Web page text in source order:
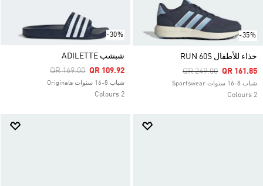
-35%
حذاء للأطفال RUN 60S
Price Reduced From
QR 249.00ToQR 161.85
شباب 8-16 سنوات Sportswear
2 Colours
-30%
شبشب ADILETTE
Price Reduced From
QR 169.00ToQR 109.92
شباب 8-16 سنوات Originals
2 Colours